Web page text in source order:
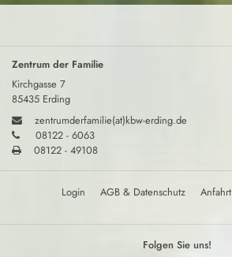
Zentrum der Familie
Kirchgasse 7
85435 Erding
zentrumderfamilie(at)kbw-erding.de
08122 - 6063
08122 - 49108
Login AGB & Datenschutz Anfahrt
Folgen Sie uns!